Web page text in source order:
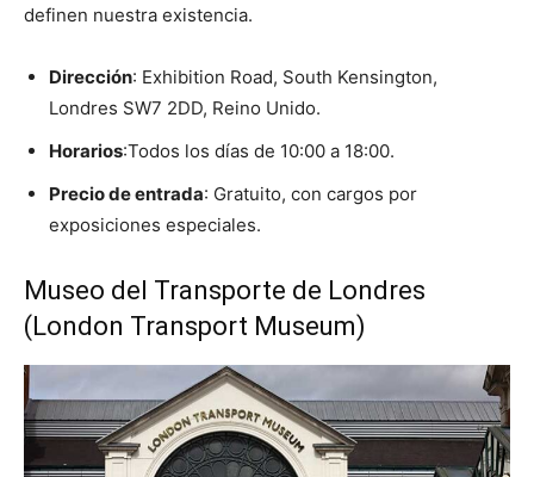
definen nuestra existencia.
Dirección: Exhibition Road, South Kensington,
Londres SW7 2DD, Reino Unido.
Horarios:Todos los días de 10:00 a 18:00.
Precio de entrada: Gratuito, con cargos por
exposiciones especiales.
Museo del Transporte de Londres
(London Transport Museum)